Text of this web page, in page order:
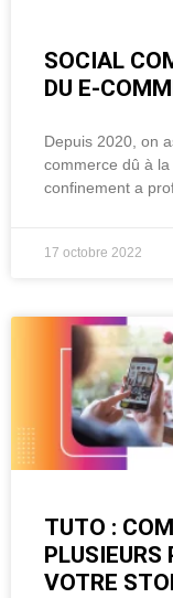
SOCIAL
DU E-
Depuis 2020, on
commerce dû à
confinement a
17 octobre 2022
TUTO :
PLUSIEURS
VOTRE